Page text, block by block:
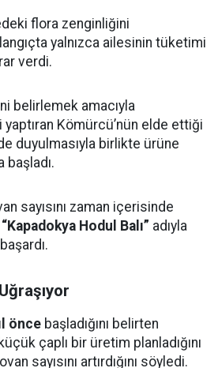
flora zenginliğini
yalnızca ailesinin tüketimi
verdi.
belirlemek amacıyla
Kömürcü’nün elde ettiği
duyulmasıyla birlikte ürüne
başladı.
sayısını zaman içerisinde
“Kapadokya Hodul Balı” adıyla
önce başladığını belirten
çaplı bir üretim planladığını
sayısını artırdığını söyledi.